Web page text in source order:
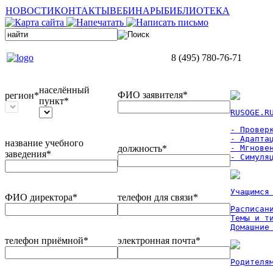
НОВОСТИКОНТАКТЫВЕБИНАРЫБИБЛИОТЕКА
8 (495) 780-76-71
регион*
населённый
пункт*
ФИО заявителя*
название учебного
заведения*
должность*
ФИО директора* телефон для связи*
телефон приёмной* электронная почта*
-
-
-
-
Темы и
Домашние